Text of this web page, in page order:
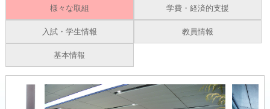
様々な取組 学費・経済的支援
入試・学生情報 教員情報
基本情報